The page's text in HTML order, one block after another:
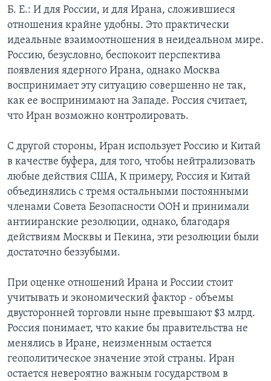
Б. Е.: И для России, и для Ирана, сложившиеся
отношения крайне удобны. Это практически
идеальные взаимоотношения в неидеальном мире.
Россию, безусловно, беспокоит перспектива
появления ядерного Ирана, однако Москва
воспринимает эту ситуацию совершенно не так,
как ее воспринимают на Западе. Россия считает,
что Иран возможно контролировать.
С другой стороны, Иран использует Россию и Китай
в качестве буфера, для того, чтобы нейтрализовать
любые действия США, К примеру, Россия и Китай
объединялись с тремя остальными постоянными
членами Совета Безопасности ООН и принимали
антииранские резолюции, однако, благодаря
действиям Москвы и Пекина, эти резолюции были
достаточно беззубыми.
При оценке отношений Ирана и России стоит
учитывать и экономический фактор - объемы
двусторонней торговли ныне превышают $3 млрд.
Россия понимает, что какие бы правительства не
менялись в Иране, неизменным остается
геополитическое значение этой страны. Иран
остается невероятно важным государством в